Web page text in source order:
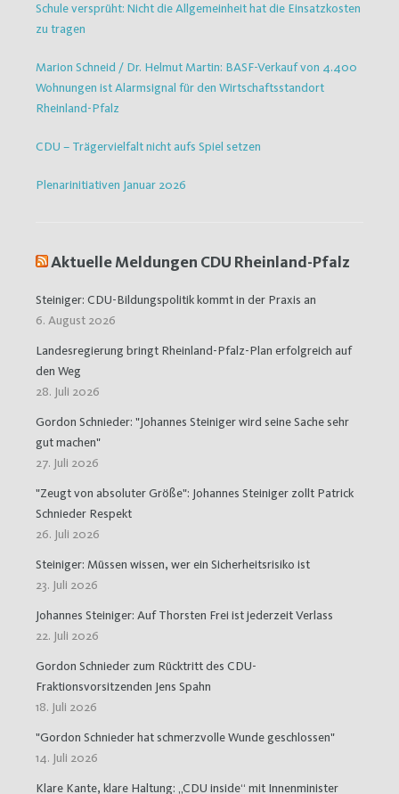
Schule versprüht: Nicht die Allgemeinheit hat die Einsatzkosten
zu tragen
Marion Schneid / Dr. Helmut Martin: BASF-Verkauf von 4.400
Wohnungen ist Alarmsignal für den Wirtschaftsstandort
Rheinland-Pfalz
CDU – Trägervielfalt nicht aufs Spiel setzen
Plenarinitiativen Januar 2026
Aktuelle Meldungen CDU Rheinland-Pfalz
Steiniger: CDU-Bildungspolitik kommt in der Praxis an
6. August 2026
Landesregierung bringt Rheinland-Pfalz-Plan erfolgreich auf
den Weg
28. Juli 2026
Gordon Schnieder: "Johannes Steiniger wird seine Sache sehr
gut machen"
27. Juli 2026
"Zeugt von absoluter Größe": Johannes Steiniger zollt Patrick
Schnieder Respekt
26. Juli 2026
Steiniger: Müssen wissen, wer ein Sicherheitsrisiko ist
23. Juli 2026
Johannes Steiniger: Auf Thorsten Frei ist jederzeit Verlass
22. Juli 2026
Gordon Schnieder zum Rücktritt des CDU-
Fraktionsvorsitzenden Jens Spahn
18. Juli 2026
"Gordon Schnieder hat schmerzvolle Wunde geschlossen"
14. Juli 2026
Klare Kante, klare Haltung: „CDU inside“ mit Innenminister